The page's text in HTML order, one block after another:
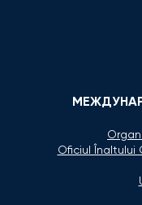
Oficiul Înaltului